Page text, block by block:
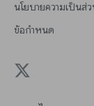
นโยบายความเป็นส่
ข้อกำหนด